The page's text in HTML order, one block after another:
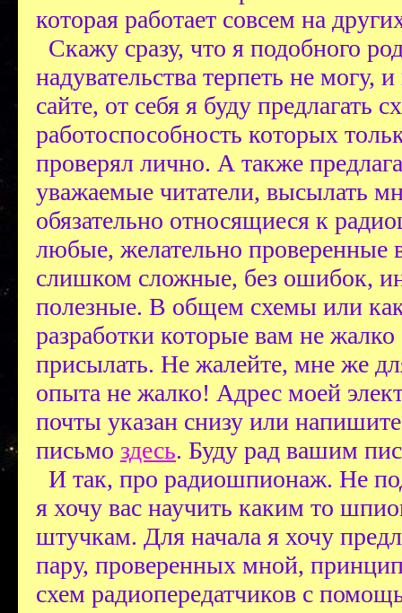
которая работает совсем на
Скажу сразу, что я подобного
надувательства терпеть не могу,
сайте, от себя я буду предлагать
работоспособность которых
проверял лично. А также
уважаемые читатели, высылать
обязательно относящиеся к
любые, желательно проверенные
слишком сложные, без ошибок,
полезные. В общем схемы или
разработки которые вам не жалко
присылать. Не жалейте, мне же
опыта не жалко! Адрес моей
почты указан снизу или
письмо здесь. Буду рад вашим
И так, про радиошпионаж. Не
я хочу вас научить каким то
штучкам. Для начала я хочу
пару, проверенных мной,
схем радиопередатчиков с